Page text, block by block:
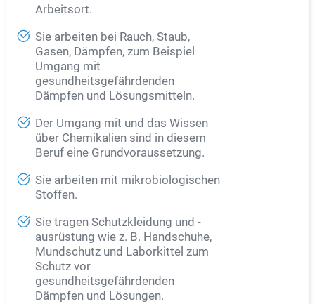
Arbeitsort.
Sie arbeiten bei Rauch, Staub,
Gasen, Dämpfen, zum Beispiel
Umgang mit
gesundheitsgefährdenden
Dämpfen und Lösungsmitteln.
Der Umgang mit und das Wissen
über Chemikalien sind in diesem
Beruf eine Grundvoraussetzung.
Sie arbeiten mit mikrobiologischen
Stoffen.
Sie tragen Schutzkleidung und -
ausrüstung wie z. B. Handschuhe,
Mundschutz und Laborkittel zum
Schutz vor
gesundheitsgefährdenden
Dämpfen und Lösungen.